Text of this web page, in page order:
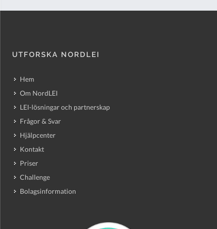
UTFORSKA NORDLEI
Hem
Om NordLEI
LEI-lösningar och partnerskap
Frågor & Svar
Hjälpcenter
Kontakt
Priser
Challenge
Bolagsinformation